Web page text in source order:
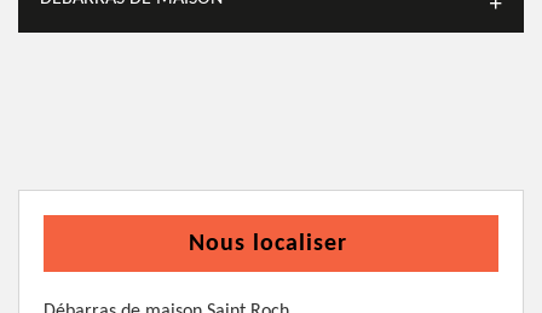
Nous localiser